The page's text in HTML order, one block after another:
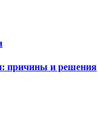
причины и решения